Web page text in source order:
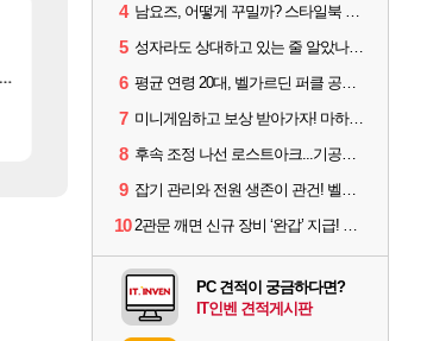
아니 뭔 샤타 안 나왔다고 진짜 화내는 사람도 있네
파리바게트 본사에서 연락왔음 [132]
썬데이가 샤타가 아닌 큰 이유는 경매장 불안정때문일듯
해외겜 중국 CXMT, D램 매출 점유율 7%…글로벌 4위로 부상
해외겜 AI발 원가 압박, 메인보드값 오르나
리싱크드 리싱크드 1.06 패치노트 (8/5)
4 남요즈, 어떻게 꾸밀까? 스타일북 인기 차원술사 커스터마이즈
5 성자라도 상대하고 있는 줄 알았나? 벨가르딘 이모저모
6 평균 연령 20대, 벨가르딘 퍼클 공대 '영로티'를 만나다
7 미니게임하고 보상 받아가자! 마하라카 썸머 캠프 할 일은?
8 후속 조정 나선 로스트아크...기공사, 차원술사 하향
9 잡기 관리와 전원 생존이 관건! 벨가르딘 유물 칭호 획득방법 정리
10 2관문 깨면 신규 장비 ‘완갑’ 지급! 그림자 레이드 벨가르딘 공개
PC 견적이 궁금하다면?
IT인벤 견적게시판